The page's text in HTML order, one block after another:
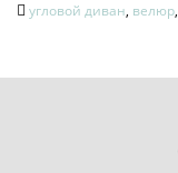
угловой диван, велюр,